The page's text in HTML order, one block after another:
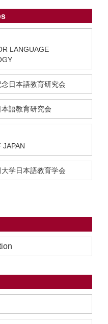
LANGUAGE
日本語教育研究会
語教育研究会
JAPAN
学日本語教育学会